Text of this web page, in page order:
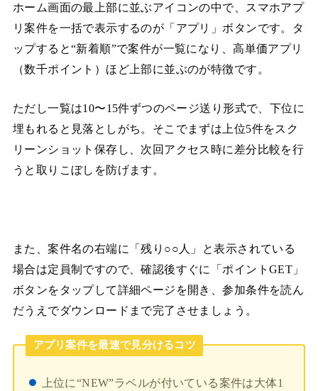
ホーム画面の最上部に並ぶアイコンの中で、スマホアプ
リ案件を一括で表示するのが「アプリ」ボタンです。タ
ップすると“新着順”で案件が一覧になり、高単価アプリ
（数千ポイント）ほど上部に並ぶのが特徴です。
ただし一覧は10〜15件ずつのページ送り形式で、下位に
埋もれると見落としがち。そこでまずは上位5件をスク
リーンショット保存し、次回アクセス時に差分比較を行
うと取りこぼしを防げます。
また、案件名の右端に「残り○○人」と表示されている
場合は定員制ですので、確認後すぐに「ポイントGET」
ボタンをタップして詳細ページを開き、参加条件を読ん
だうえでダウンロードまで完了させましょう。
アプリ案件を最速で見分けるコツ
上位に“NEW”ラベルが付いている案件は大体1